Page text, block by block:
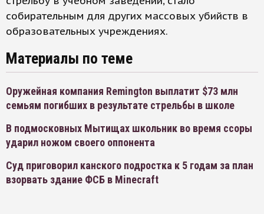
собирательным для других массовых убийств в
образовательных учреждениях.
Материалы по теме
Оружейная компания Remington выплатит $73 млн
семьям погибших в результате стрельбы в школе
В подмосковных Мытищах школьник во время ссоры
ударил ножом своего оппонента
Суд приговорил канского подростка к 5 годам за план
взорвать здание ФСБ в Minecraft